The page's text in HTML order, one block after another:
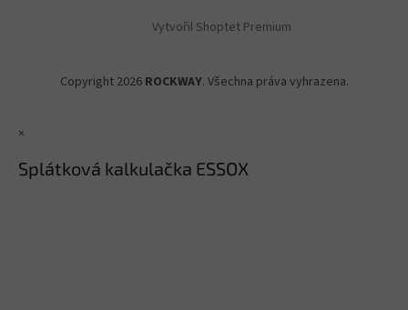
Vytvořil Shoptet Premium
Copyright 2026 ROCKWAY. Všechna práva vyhrazena.
×
Splátková kalkulačka ESSOX